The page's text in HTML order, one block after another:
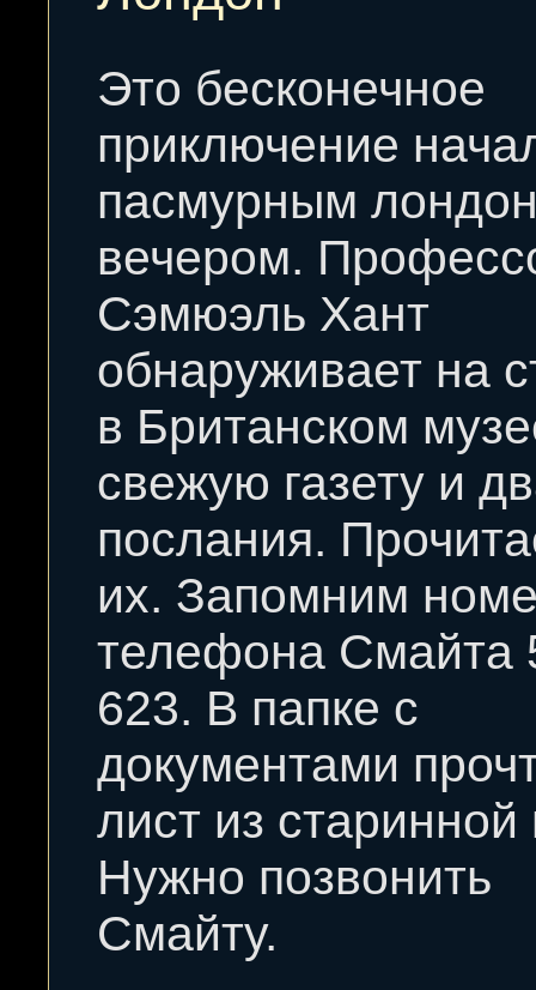
Это бесконечное
приключение
пасмурным
вечером.
Сэмюэль Хант
обнаруживает на
в Британском
свежую газету и
послания.
их. Запомним
телефона Смайта
623. В папке с
документами
лист из старинной
Нужно позвонить
Смайту.